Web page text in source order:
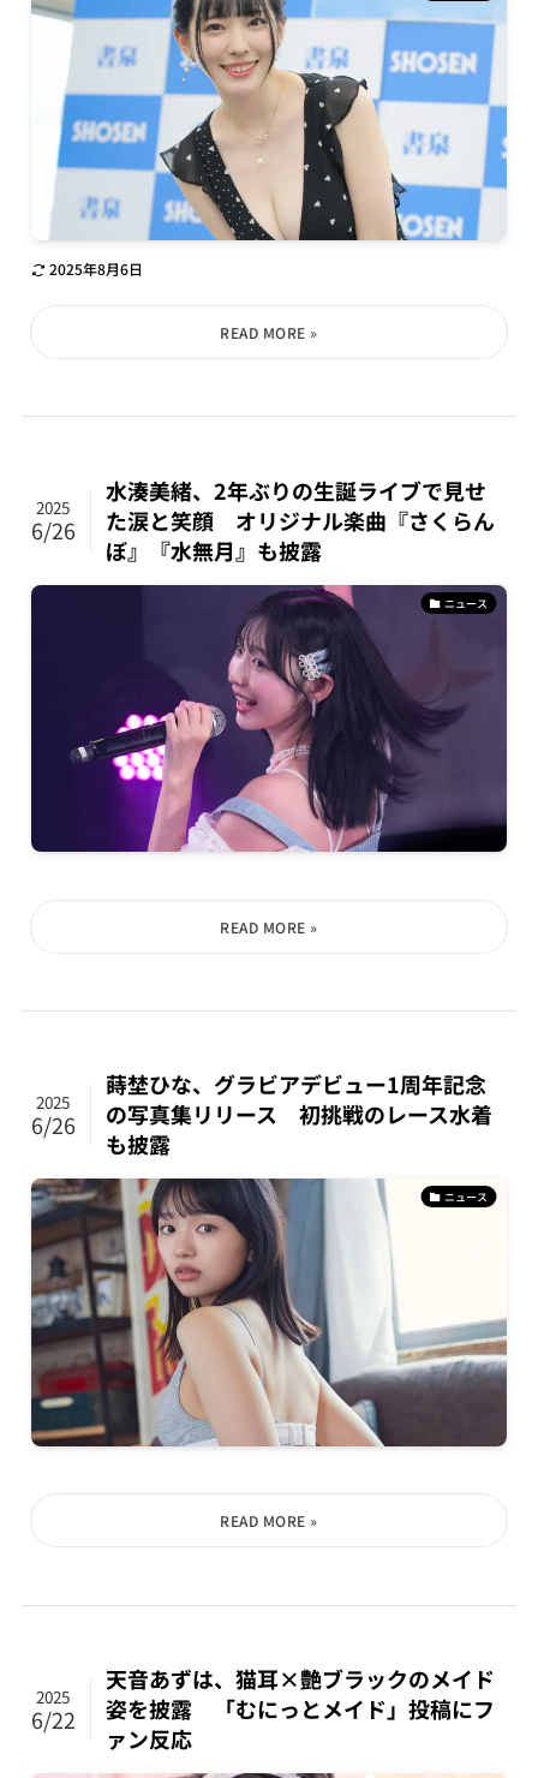
2025年8月6日
水湊美緒、2年ぶりの生誕ライブで見せ
た涙と笑顔 オリジナル楽曲『さくらん
ぼ』『水無月』も披露
2025
6/26
ニュース
蒔埜ひな、グラビアデビュー1周年記念
の写真集リリース 初挑戦のレース水着
も披露
2025
6/26
ニュース
天音あずは、猫耳×艶ブラックのメイド
姿を披露 「むにっとメイド」投稿にフ
ァン反応
2025
6/22